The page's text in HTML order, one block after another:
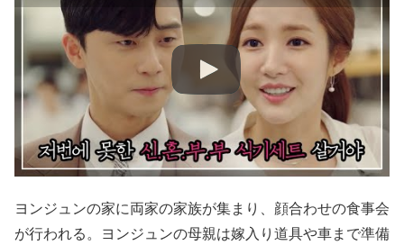
ヨンジュンの家に両家の家族が集まり、顔合わせの食事会
が行われる。ヨンジュンの母親は嫁入り道具や車まで準備